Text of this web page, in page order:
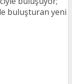
buluşturan yeni